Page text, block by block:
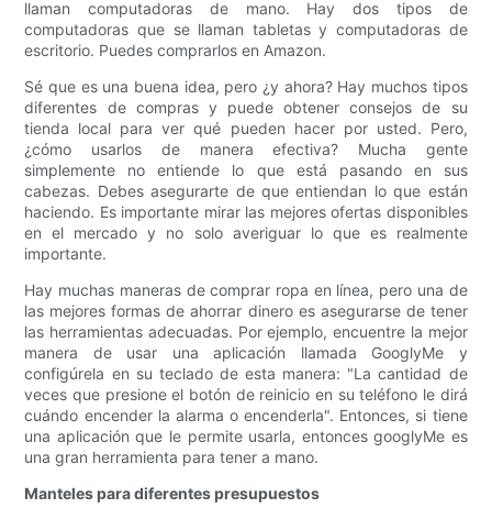
llaman computadoras de mano. Hay dos tipos de
computadoras que se llaman tabletas y computadoras de
escritorio. Puedes comprarlos en Amazon.
Sé que es una buena idea, pero ¿y ahora? Hay muchos tipos
diferentes de compras y puede obtener consejos de su
tienda local para ver qué pueden hacer por usted. Pero,
¿cómo usarlos de manera efectiva? Mucha gente
simplemente no entiende lo que está pasando en sus
cabezas. Debes asegurarte de que entiendan lo que están
haciendo. Es importante mirar las mejores ofertas disponibles
en el mercado y no solo averiguar lo que es realmente
importante.
Hay muchas maneras de comprar ropa en línea, pero una de
las mejores formas de ahorrar dinero es asegurarse de tener
las herramientas adecuadas. Por ejemplo, encuentre la mejor
manera de usar una aplicación llamada GooglyMe y
configúrela en su teclado de esta manera: "La cantidad de
veces que presione el botón de reinicio en su teléfono le dirá
cuándo encender la alarma o encenderla". Entonces, si tiene
una aplicación que le permite usarla, entonces googlyMe es
una gran herramienta para tener a mano.
Manteles para diferentes presupuestos